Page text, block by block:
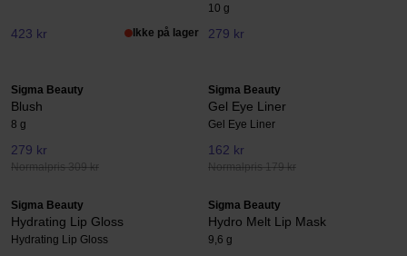
423 kr Ikke på lager
10 g
279 kr
Sigma Beauty
Blush
8 g
279 kr
Normalpris 309 kr
Sigma Beauty
Gel Eye Liner
Gel Eye Liner
162 kr
Normalpris 179 kr
Sigma Beauty
Hydrating Lip Gloss
Hydrating Lip Gloss
Sigma Beauty
Hydro Melt Lip Mask
9,6 g